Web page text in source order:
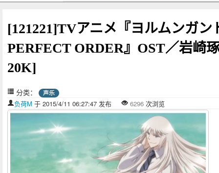
[121221]TVアニメ『ヨルムンガン
PERFECT ORDER』OST／岩崎
20K]
分类： 声乐
负荷M 于 2015/4/11 06:27:47 发布 6296 次浏览